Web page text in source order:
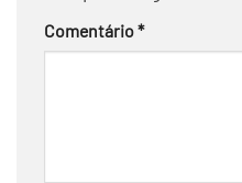
Comentário*